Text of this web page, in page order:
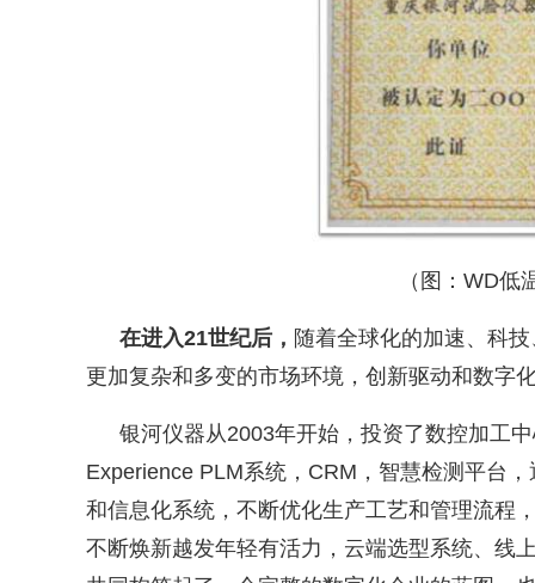
（图： WD低
在进入21世纪后， 随着全球化的加速、科
更加复杂和多变的市场环境，创新驱动和数字
银河仪器从2003年开始，投资了数控加工
Experience PLM系统， CRM ，智慧检测平台
和信息化系统，不断优化生产工艺和管理流程
不断焕新越发年轻有活力，云端选型系统、线